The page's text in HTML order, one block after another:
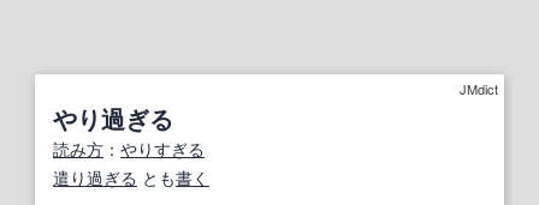
JMdict
やり過ぎる
読み方 ： やりすぎる
遣り過ぎる とも書く